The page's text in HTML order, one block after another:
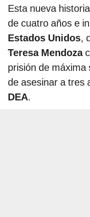
Esta nueva
de cuatro años e
Estados Unidos,
Teresa Mendoza
prisión de
de asesinar a tres
DEA.